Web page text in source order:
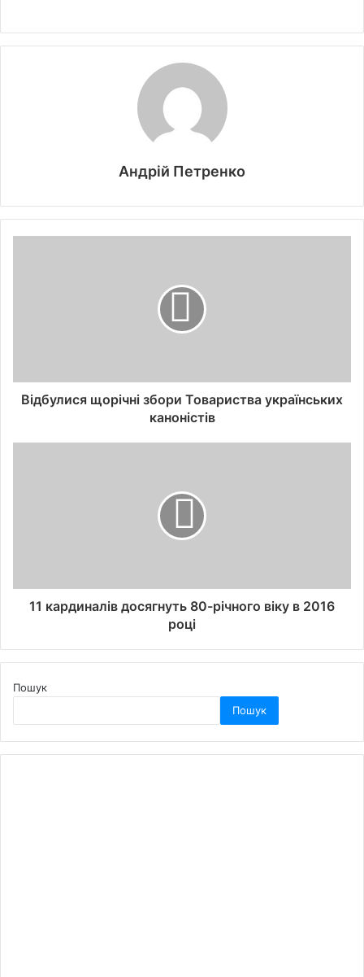
Андрій Петренко
Відбулися щорічні збори Товариства українських
каноністів
11 кардиналів досягнуть 80-річного віку в 2016
році
Пошук
Пошук